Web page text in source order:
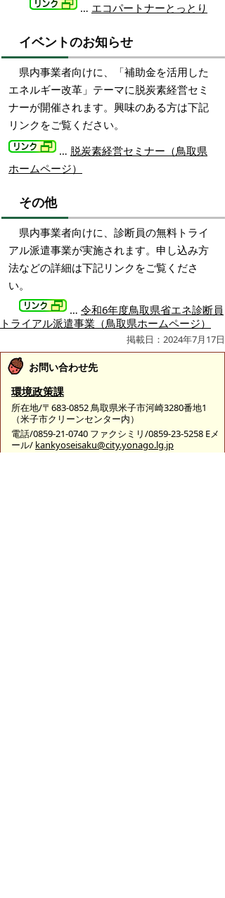
… エコパートナーとっとり
イベントのお知らせ
県内事業者向けに、「補助金を活用した
エネルギー改革」テーマに脱炭素経営セミ
ナーが開催されます。興味のある方は下記
リンクをご覧ください。
… 脱炭素経営セミナー（鳥取県
ホームページ）
その他
県内事業者向けに、診断員の無料トライ
アル派遣事業が実施されます。申し込み方
法などの詳細は下記リンクをご覧くださ
い。
… 令和6年度鳥取県省エネ診断員
トライアル派遣事業（鳥取県ホームページ）
掲載日：2024年7月17日
お問い合わせ先
環境政策課
所在地/〒683-0852 鳥取県米子市河崎3280番地1
（米子市クリーンセンター内）
電話/0859-21-0740 ファクシミリ/0859-23-5258 Eメ
ール/ kankyoseisaku@city.yonago.lg.jp